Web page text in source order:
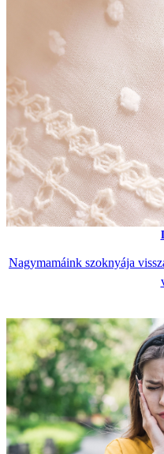
Nagymamáink szoknyája